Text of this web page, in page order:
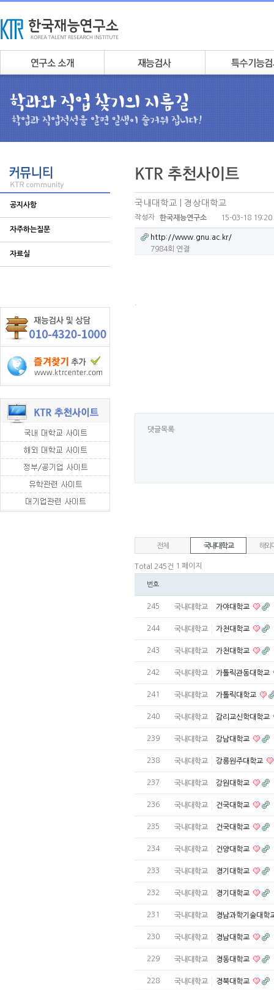
공지사항
자주하는질문
자료실
국내대학교 | 경상대학교
작성자 한국재능연구소 15-03-18 19:20
http://www.gnu.ac.kr/
7984회 연결
댓글목록
전체 국내대학교 해외
Total 245건 1 페이지
번호
245 국내대학교 가야대학교
244 국내대학교 가천대학교
243 국내대학교 가천대학교
242 국내대학교 가톨릭관동대학교
241 국내대학교 가톨릭대학교
240 국내대학교 감리교신학대학교
239 국내대학교 강남대학교
238 국내대학교 강릉원주대학교
237 국내대학교 강원대학교
236 국내대학교 건국대학교
235 국내대학교 건국대학교
234 국내대학교 건양대학교
233 국내대학교 경기대학교
232 국내대학교 경기대학교
231 국내대학교 경남과학기술대학
230 국내대학교 경남대학교
229 국내대학교 경동대학교
228 국내대학교 경북대학교